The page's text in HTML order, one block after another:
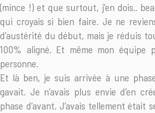
(mince !) et que surtout, j’en dois..
qui croyais si bien faire. Je ne
d’austérité du début, mais je réduis
100% aligné. Et même mon équipe
personne.
Et là ben, je suis arrivée à une
gavait. Je n’avais plus envie d’en
phase d’avant. J’avais tellement était